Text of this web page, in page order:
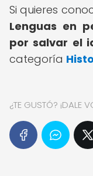
Si quieres
Lenguas en
por salvar el
categoría
¿TE GUSTÓ? ¡DALE